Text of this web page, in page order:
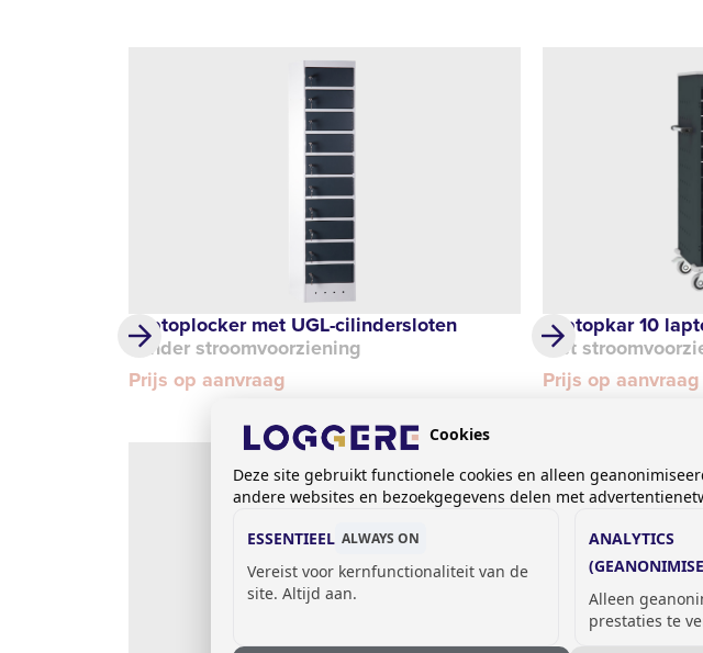
Laptoplocker met UGL-cilindersloten
zonder stroomvoorziening
Prijs op aanvraag
Laptopkar 10
met
Prijs op aanvraag
Cookies
Deze site gebruikt functionele cookies en alleen
andere websites en bezoekgegevens delen met
ESSENTIEEL ALWAYS ON
Vereist voor kernfunctionaliteit van de
site. Altijd aan.
ANALYTICS
Alleen
prestaties te